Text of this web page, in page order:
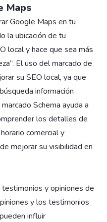
Maps
Google Maps en tu
la ubicación de tu
local y hace que sea más
El uso del marcado de
su SEO local, ya que
información
Schema ayuda a
los detalles de
comercial y
mejorar su visibilidad en
y opiniones de
y los testimonios
influir